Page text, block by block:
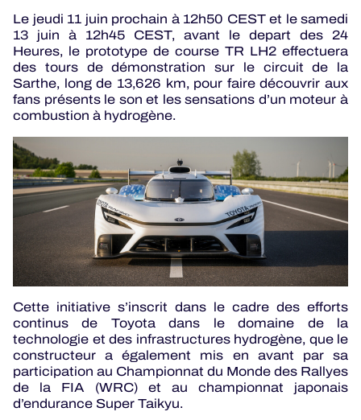
Le jeudi 11 juin prochain à 12h50 CEST et le samedi
13 juin à 12h45 CEST, avant le depart des 24
Heures, le prototype de course TR LH2 effectuera
des tours de démonstration sur le circuit de la
Sarthe, long de 13,626 km, pour faire découvrir aux
fans présents le son et les sensations d’un moteur à
combustion à hydrogène.
Cette initiative s’inscrit dans le cadre des efforts
continus de Toyota dans le domaine de la
technologie et des infrastructures hydrogène, que le
constructeur a également mis en avant par sa
participation au Championnat du Monde des Rallyes
de la FIA (WRC) et au championnat japonais
d’endurance Super Taikyu.